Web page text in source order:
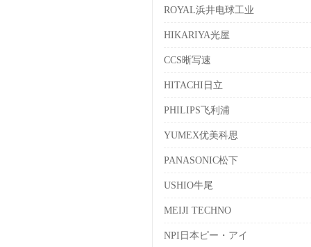
ROYAL浜井电球工业
HIKARIYA光屋
CCS晰写速
HITACHI日立
PHILIPS飞利浦
YUMEX优美科思
PANASONIC松下
USHIO牛尾
MEIJI TECHNO
NPI日本ピー・アイ